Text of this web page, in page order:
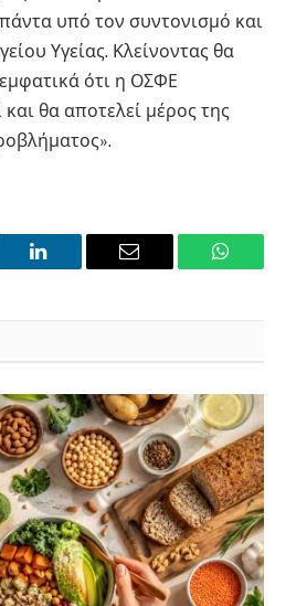
υπό τον συντονισμό και
Υγείας. Κλείνοντας θα
ότι η ΟΣΦΕ
θα αποτελεί μέρος της
LinkedIn Email